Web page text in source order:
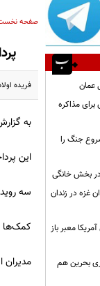
صفحه
فریده
به
این
سه
کمک‌ها
مدیران
عمان
مذاکره
جنگ را
بخش خانگی
غزه در زندان
معبر باز
بحرین هم